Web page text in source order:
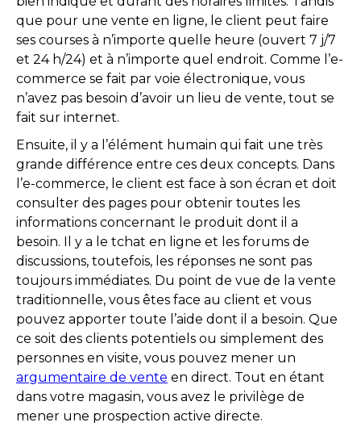
que pour une vente en ligne, le client peut faire
ses courses à n’importe quelle heure (ouvert 7 j/7
et 24 h/24) et à n’importe quel endroit. Comme l’e-
commerce se fait par voie électronique, vous
n’avez pas besoin d’avoir un lieu de vente, tout se
fait sur internet.
Ensuite, il y a l’élément humain qui fait une très
grande différence entre ces deux concepts. Dans
l’e-commerce, le client est face à son écran et doit
consulter des pages pour obtenir toutes les
informations concernant le produit dont il a
besoin. Il y a le tchat en ligne et les forums de
discussions, toutefois, les réponses ne sont pas
toujours immédiates. Du point de vue de la vente
traditionnelle, vous êtes face au client et vous
pouvez apporter toute l’aide dont il a besoin. Que
ce soit des clients potentiels ou simplement des
personnes en visite, vous pouvez mener un
argumentaire de vente en direct. Tout en étant
dans votre magasin, vous avez le privilège de
mener une prospection active directe.